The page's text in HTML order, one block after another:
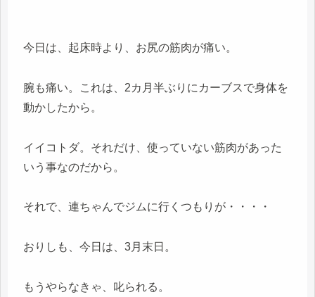
今日は、起床時より、お尻の筋肉が痛い。
腕も痛い。これは、2カ月半ぶりにカーブスで身体を
動かしたから。
イイコトダ。それだけ、使っていない筋肉があった
いう事なのだから。
それで、連ちゃんでジムに行くつもりが・・・・
おりしも、今日は、3月末日。
もうやらなきゃ、叱られる。